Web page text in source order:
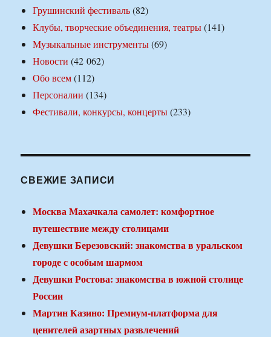
Грушинский фестиваль(82)
Клубы, творческие объединения, театры(141)
Музыкальные инструменты(69)
Новости (42 062)
Обо всем(112)
Персоналии (134)
Фестивали, конкурсы, концерты(233)
СВЕЖИЕ ЗАПИСИ
Москва Махачкала самолет: комфортное
путешествие между столицами
Девушки Березовский: знакомства в уральском
городе с особым шармом
Девушки Ростова: знакомства в южной столице
России
Мартин Казино: Премиум-платформа для
ценителей азартных развлечений